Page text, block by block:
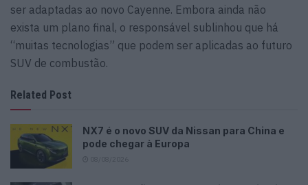
ser adaptadas ao novo Cayenne. Embora ainda não
exista um plano final, o responsável sublinhou que há
“muitas tecnologias” que podem ser aplicadas ao futuro
SUV de combustão.
Related Post
NX7 é o novo SUV da Nissan para China e
pode chegar à Europa